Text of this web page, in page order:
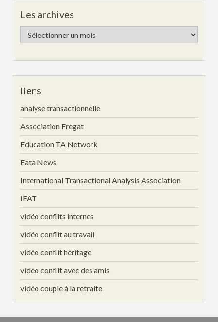
Les archives
Les
archives
liens
analyse transactionnelle
Association Fregat
Education TA Network
Eata News
International Transactional Analysis Association
IFAT
vidéo conflits internes
vidéo conflit au travail
vidéo conflit héritage
vidéo conflit avec des amis
vidéo couple à la retraite